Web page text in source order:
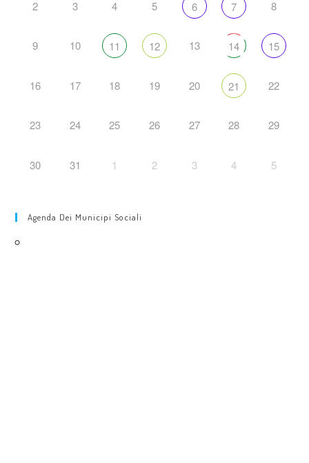
2 3 4 5 6 7 8
9 10 11 12 13 14 15
16 17 18 19 20 21 22
23 24 25 26 27 28 29
30 31 1 2 3 4 5
Agenda Dei Municipi Sociali